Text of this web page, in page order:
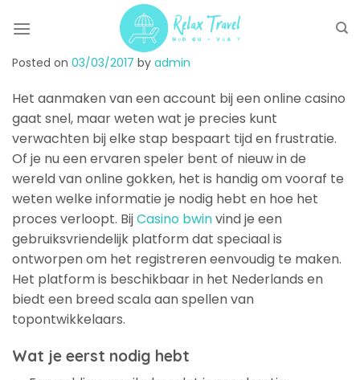
Posted on 03/03/2017 by admin
Het aanmaken van een account bij een online casino
gaat snel, maar weten wat je precies kunt
verwachten bij elke stap bespaart tijd en frustratie.
Of je nu een ervaren speler bent of nieuw in de
wereld van online gokken, het is handig om vooraf te
weten welke informatie je nodig hebt en hoe het
proces verloopt. BijCasino bwinvind je een
gebruiksvriendelijk platform dat speciaal is
ontworpen om het registreren eenvoudig te maken.
Het platform is beschikbaar in het Nederlands en
biedt een breed scala aan spellen van
topontwikkelaars.
Wat je eerst nodig hebt